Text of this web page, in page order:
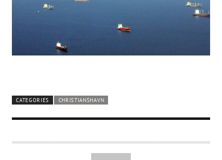
CATEGORIES CHRISTIANSHAVN